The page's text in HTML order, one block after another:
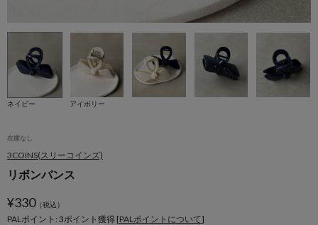
ネイビー アイボリー
在庫なし
3COINS(スリーコインズ)
リボンバンス
¥330（税込）
PALポイント: 3ポイント獲得 [PALポイントについて]